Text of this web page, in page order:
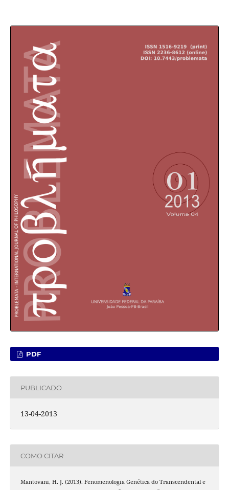
PDF
PUBLICADO
13-04-2013
COMO CITAR
Mantovani, H. J. (2013). Fenomenologia Genética do Transcendental e